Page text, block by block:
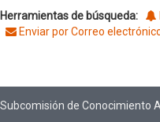
Herramientas de búsqueda:
Enviar por Correo
Subcomisión de Conocimiento